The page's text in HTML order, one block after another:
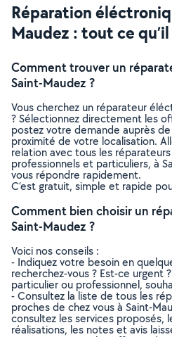
Réparation
Maudez : tout ce
Comment trouver un
Saint-Maudez ?
Vous cherchez un réparateur
? Sélectionnez directement les
postez votre demande auprès
proximité de votre localisation.
relation avec tous les
professionnels et particuliers, à
vous répondre rapidement.
C’est gratuit, simple et rapide
Comment bien choisir un
Saint-Maudez ?
Voici nos conseils :
- Indiquez votre besoin en
recherchez-vous ? Est-ce urgent
particulier ou professionnel,
- Consultez la liste de tous les
proches de chez vous à Saint-
consultez les services proposés,
réalisations, les notes et avis